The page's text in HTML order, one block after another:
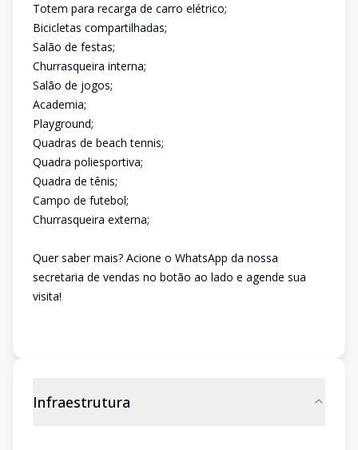
Totem para recarga de carro elétrico;
Bicicletas compartilhadas;
Salão de festas;
Churrasqueira interna;
Salão de jogos;
Academia;
Playground;
Quadras de beach tennis;
Quadra poliesportiva;
Quadra de tênis;
Campo de futebol;
Churrasqueira externa;
Quer saber mais? Acione o WhatsApp da nossa
secretaria de vendas no botão ao lado e agende sua
visita!
Infraestrutura